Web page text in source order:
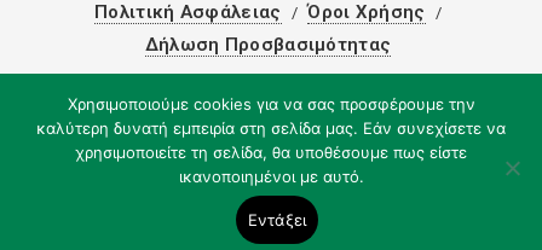
Πολιτική Ασφάλειας
Όροι Χρήσης
Δήλωση Προσβασιμότητας
Χρησιμοποιούμε cookies για να σας προσφέρουμε την
καλύτερη δυνατή εμπειρία στη σελίδα μας. Εάν συνεχίσετε να
χρησιμοποιείτε τη σελίδα, θα υποθέσουμε πως είστε
ικανοποιημένοι με αυτό.
Εντάξει